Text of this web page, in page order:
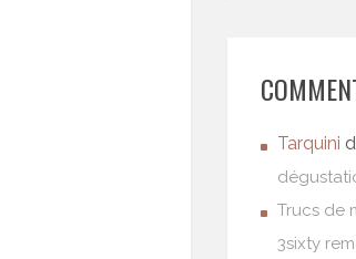
Tarquini
Trucs de
3sixty